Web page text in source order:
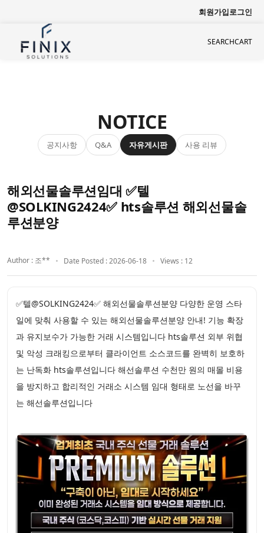
회원가입로그인
SEARCHCART
NOTICE
공지사항 Q&A 자유게시판 사용 리뷰
해외선물솔루션임대 ✅텔
@SOLKING2424✅ hts솔루션 해외선물솔
루션분양
Author : 조** Date Posted : 2026-06-18 Views : 12
✅텔@SOLKING2424✅ 해외선물솔루션분양 다양한 운영 스타
일에 맞춰 사용할 수 있는 해외선물솔루션분양 안내! 기능 확장
과 유지보수가 가능한 거래 시스템입니다 hts솔루션 외부 위협
및 악성 크래킹으로부터 클라이언트 소스코드를 완벽히 보호하
는 난독화 hts솔루션입니다 해선솔루션 수천만 원의 매몰 비용
을 방지하고 합리적인 거래소 시스템 임대 형태로 노선을 바꾸
는 해선솔루션입니다